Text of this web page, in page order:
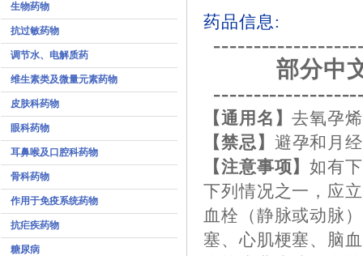
生物药物
抗过敏药物
调节水、电解质药
维生素类及微量元素药物
皮肤科药物
眼科药物
耳鼻喉及口腔科药物
骨科药物
作用于免疫系统药物
抗疟疾药物
糖尿病
药品信息:
部分中
【通用名】去氧孕
【禁忌】 避孕和月
【注意事项】如有
下列情况之一，应
血栓（静脉或动脉
塞、心肌梗塞、脑